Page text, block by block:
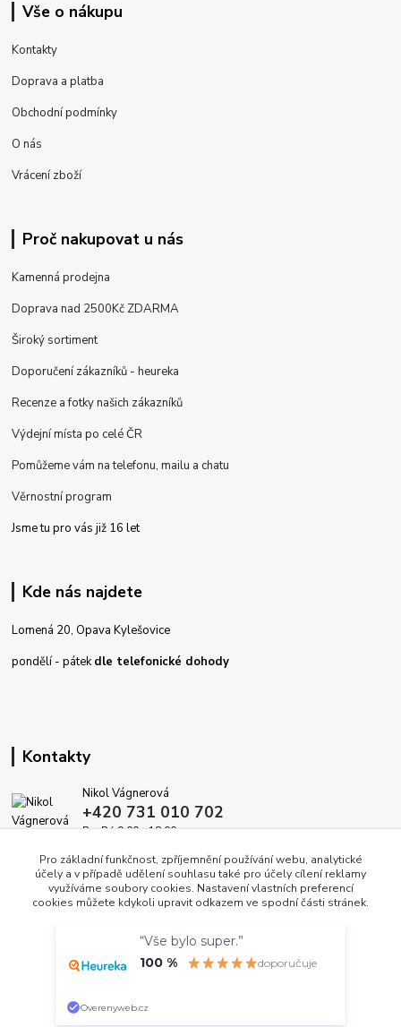
Vše o nákupu
Kontakty
Doprava a platba
Obchodní podmínky
O nás
Vrácení zboží
Proč nakupovat u nás
Kamenná prodejna
Doprava nad 2500Kč ZDARMA
Široký sortiment
Doporučení zákazníků - heureka
Recenze a fotky našich zákazníků
Výdejní místa po celé ČR
Pomůžeme vám na telefonu, mailu a chatu
Věrnostní program
Jsme tu pro vás již 16 let
Kde nás najdete
Lomená 20, Opava Kylešovice
pondělí - pátekdle telefonické dohody
Kontakty
Nikol Vágnerová
+420 731 010 702
Po-Pá 9.00 - 18.00
info@dekoracedomova.cz
Vytvořeno na
Pro základní funkčnost, zpříjemnění používání webu, analytické
účely a v případě udělení souhlasu také pro účely cílení reklamy
využíváme soubory cookies. Nastavení vlastních preferencí
cookies můžete kdykoli upravit odkazem ve spodní části stránek.
Nastavení Souhlasím
“Vše bylo super.”
100 %
doporučuje
Overenyweb.cz